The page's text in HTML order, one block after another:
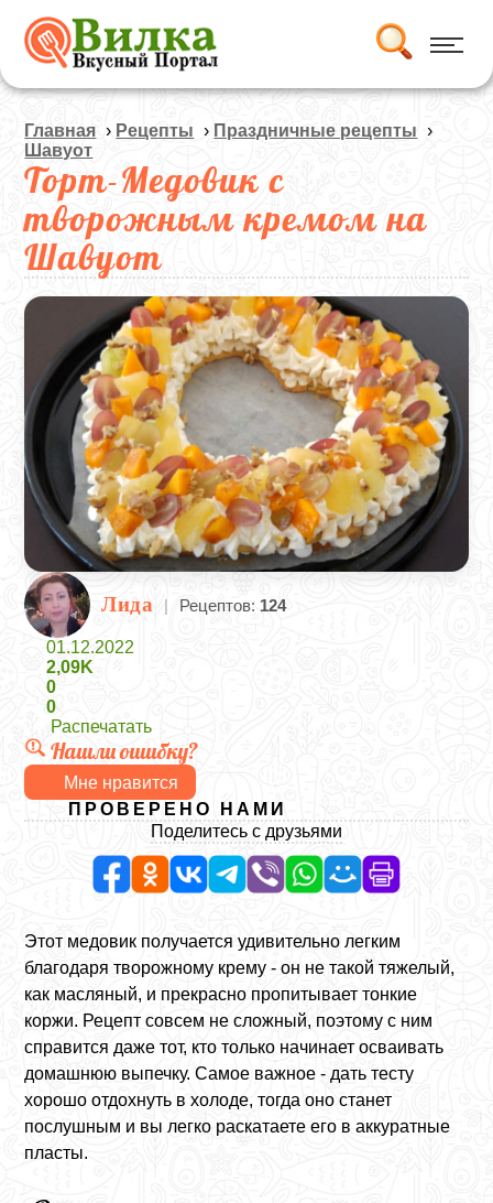
Главная › Рецепты › Праздничные рецепты ›
Шавуот
Торт-Медовик с
творожным кремом на
Шавуот
Лида | Рецептов: 124
01.12.2022
2,09K
0
0
Распечатать
Нашли ошибку?
Мне нравится
ПРОВЕРЕНО НАМИ
Поделитесь с друзьями
Этот медовик получается удивительно легким
благодаря творожному крему - он не такой тяжелый,
как масляный, и прекрасно пропитывает тонкие
коржи. Рецепт совсем не сложный, поэтому с ним
справится даже тот, кто только начинает осваивать
домашнюю выпечку. Самое важное - дать тесту
хорошо отдохнуть в холоде, тогда оно станет
послушным и вы легко раскатаете его в аккуратные
пласты.